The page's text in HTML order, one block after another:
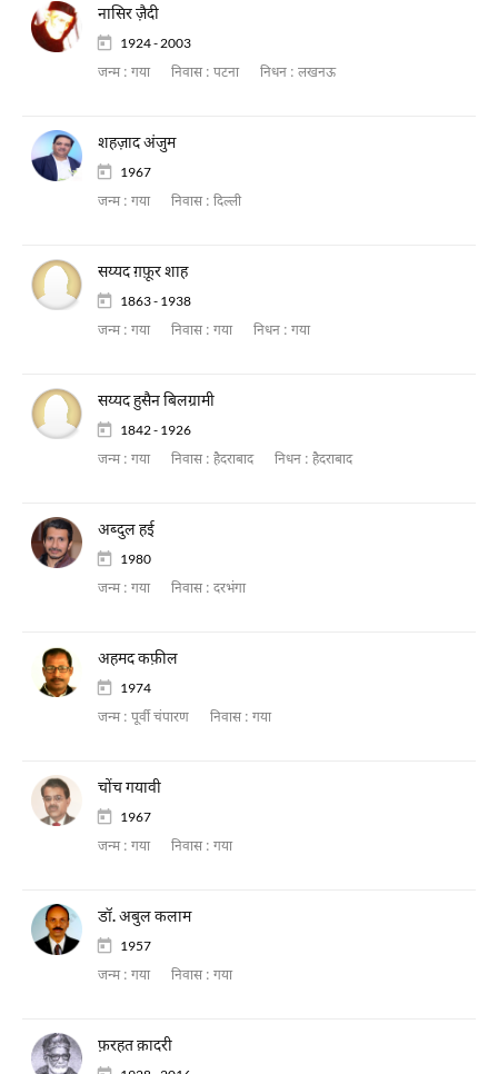
नासिर ज़ैदी
1924 - 2003
जन्म : गया निवास : पटना निधन : लखनऊ
शहज़ाद अंजुम
1967
जन्म : गया निवास : दिल्ली
सय्यद ग़फ़ूर शाह
1863 - 1938
जन्म : गया निवास : गया निधन : गया
सय्यद हुसैन बिलग्रामी
1842 - 1926
जन्म : गया निवास : हैदराबाद निधन : हैदराबाद
अब्दुल हई
1980
जन्म : गया निवास : दरभंगा
अहमद कफ़ील
1974
जन्म : पूर्वी चंपारण निवास : गया
चोंच गयावी
1967
जन्म : गया निवास : गया
डॉ. अबुल कलाम
1957
जन्म : गया निवास : गया
फ़रहत क़ादरी